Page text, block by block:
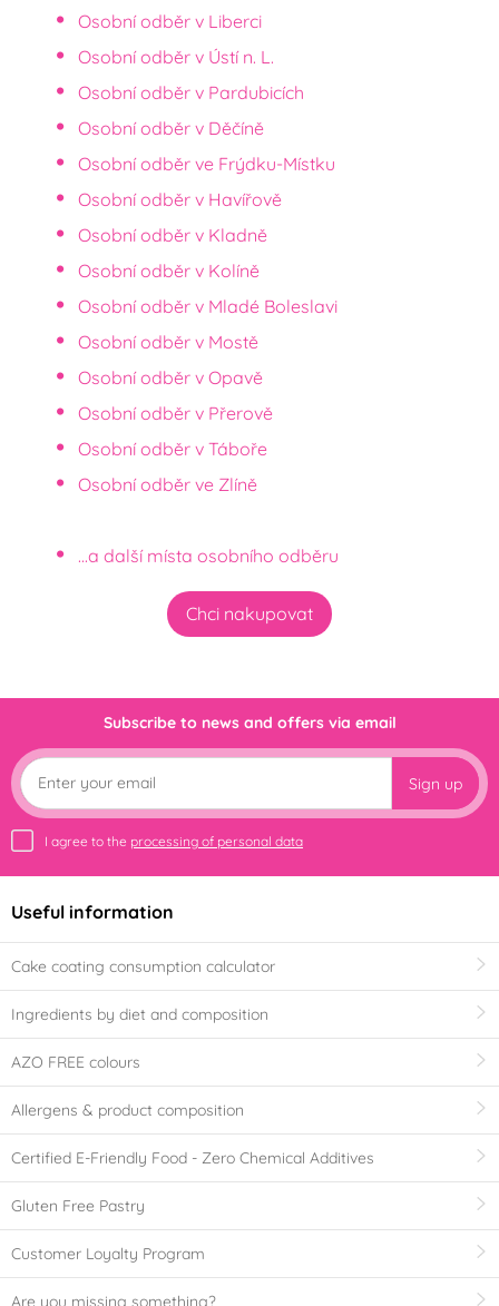
Osobní odběr v Liberci
Osobní odběr v Ústí n. L.
Osobní odběr v Pardubicích
Osobní odběr v Děčíně
Osobní odběr ve Frýdku-Místku
Osobní odběr v Havířově
Osobní odběr v Kladně
Osobní odběr v Kolíně
Osobní odběr v Mladé Boleslavi
Osobní odběr v Mostě
Osobní odběr v Opavě
Osobní odběr v Přerově
Osobní odběr v Táboře
Osobní odběr ve Zlíně
...a další místa osobního odběru
Chci nakupovat
Subscribe to news and offers via email
Sign up
I agree to the processing of personal data
Useful information
Cake coating consumption calculator
Ingredients by diet and composition
AZO FREE colours
Allergens & product composition
Certified E-Friendly Food - Zero Chemical Additives
Gluten Free Pastry
Customer Loyalty Program
Are you missing something?